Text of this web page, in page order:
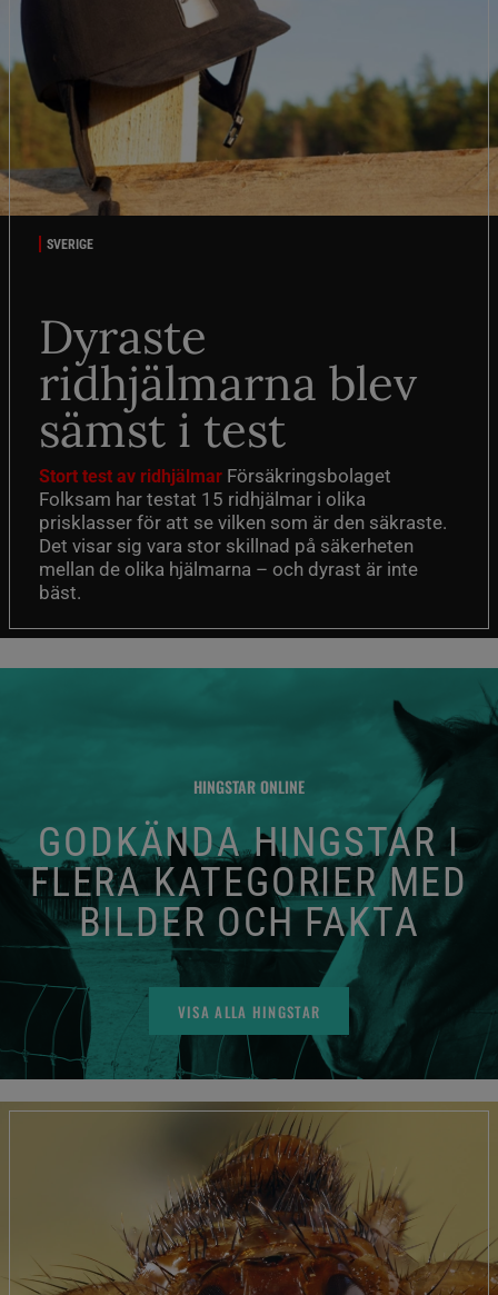
SVERIGE
Dyraste
ridhjälmarna blev
sämst i test
Stort test av ridhjälmar Försäkringsbolaget
Folksam har testat 15 ridhjälmar i olika
prisklasser för att se vilken som är den säkraste.
Det visar sig vara stor skillnad på säkerheten
mellan de olika hjälmarna – och dyrast är inte
bäst.
HINGSTAR ONLINE
GODKÄNDA HINGSTAR I
FLERA KATEGORIER MED
BILDER OCH FAKTA
VISA ALLA HINGSTAR